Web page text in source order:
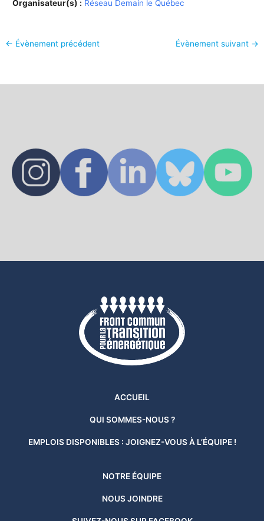
Organisateur(s) : Réseau Demain le Québec
← Évènement précédent Évènement suivant →
ACCUEIL
QUI SOMMES-NOUS ?
EMPLOIS DISPONIBLES : JOIGNEZ-VOUS À L’ÉQUIPE !
NOTRE ÉQUIPE
NOUS JOINDRE